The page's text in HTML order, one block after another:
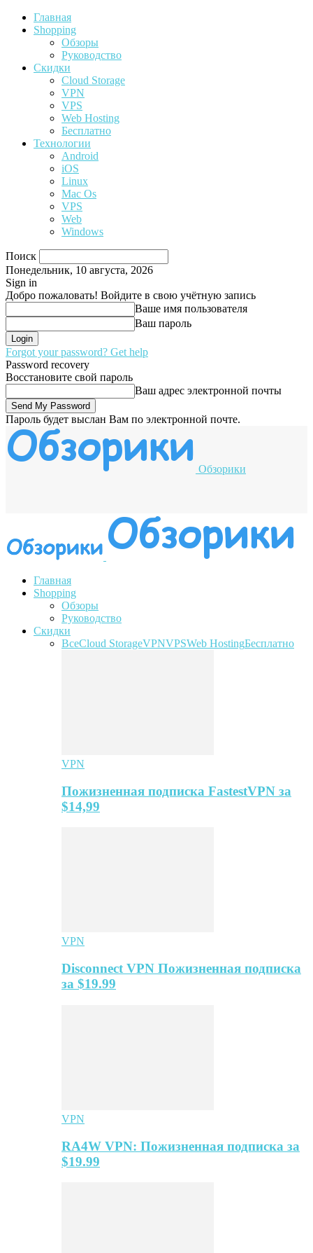
Главная
Shopping
Обзоры
Руководство
Скидки
Cloud Storage
VPN
VPS
Web Hosting
Бесплатно
Технологии
Android
iOS
Linux
Mac Os
VPS
Web
Windows
Поиск
Понедельник, 10 августа, 2026
Sign in
Добро пожаловать! Войдите в свою учётную запись
Ваше имя пользователя
Ваш пароль
Forgot your password? Get help
Password recovery
Восстановите свой пароль
Ваш адрес электронной почты
Пароль будет выслан Вам по электронной почте.
Обзорики
Главная
Shopping
Обзоры
Руководство
Скидки
ВсеCloud StorageVPNVPSWeb HostingБесплатно
VPN
Пожизненная подписка FastestVPN за
$14,99
VPN
Disconnect VPN Пожизненная подписка
за $19.99
VPN
RA4W VPN: Пожизненная подписка за
$19.99